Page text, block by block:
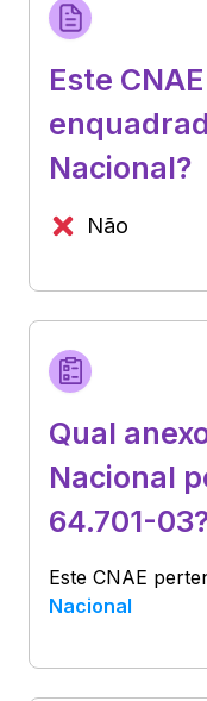
Este
Nacional?
Não
Qual
Nacional
64.701-
Este CNAE
Nacional